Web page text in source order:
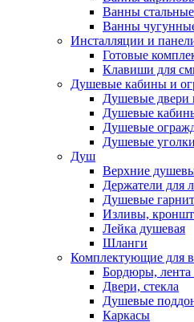
Ванны стальные
Ванны
Инсталляции и
Готовые
Клавиши для
Душевые кабины и
Душевые двери
Душевые
Душевые
Душевые уголки
Душ
Верхние
Держатели для
Душевые
Изливы,
Лейка душевая
Шланги
Комплектующие для
Бордюры, лента
Двери, стекла
Душевые
Каркасы